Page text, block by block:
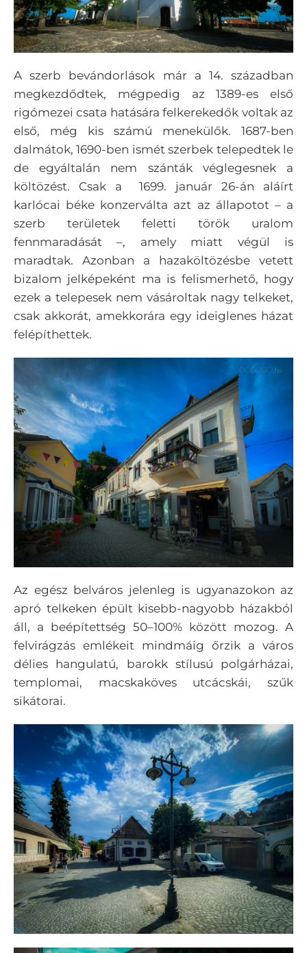
A szerb bevándorlások már a 14. században
megkezdődtek, mégpedig az 1389-es első
rigómezei csata hatására felkerekedők voltak az
első, még kis számú menekülők. 1687-ben
dalmátok, 1690-ben ismét szerbek telepedtek le
de egyáltalán nem szánták véglegesnek a
költözést. Csak a 1699. január 26-án aláírt
karlócai béke konzerválta azt az állapotot – a
szerb területek feletti török uralom
fennmaradását –, amely miatt végül is
maradtak. Azonban a hazaköltözésbe vetett
bizalom jelképeként ma is felismerhető, hogy
ezek a telepesek nem vásároltak nagy telkeket,
csak akkorát, amekkorára egy ideiglenes házat
felépíthettek.
Az egész belváros jelenleg is ugyanazokon az
apró telkeken épült kisebb-nagyobb házakból
áll, a beépítettség 50–100% között mozog. A
felvirágzás emlékeit mindmáig őrzik a város
délies hangulatú, barokk stílusú polgárházai,
templomai, macskaköves utcácskái, szűk
sikátorai.